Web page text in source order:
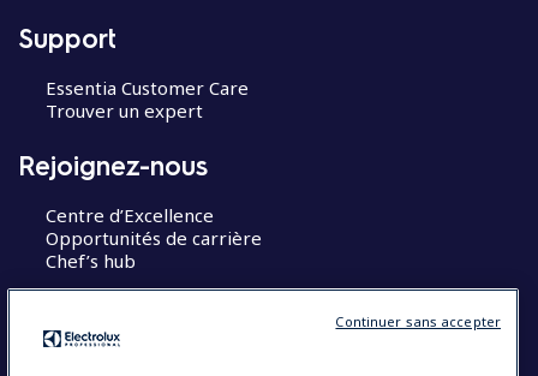
Support
Essentia Customer Care
Trouver un expert
Rejoignez-nous
Centre d’Excellence
Opportunités de carrière
Chef’s hub
Continuer sans accepter